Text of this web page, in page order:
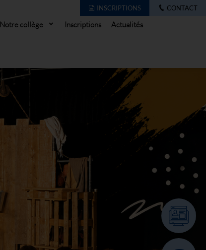
Notre collège Inscriptions
Actualités
INSCRIPTIONS CONTACT